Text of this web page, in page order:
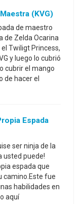
(KVG)
de maestro
de Zelda Ocarina
Twiligt Princess,
y luego lo cubrió
cubrir el mango
de hacer el
Espada
ser ninja de la
usted puede!
espada que
camino.Este fue
habilidades en
aquí